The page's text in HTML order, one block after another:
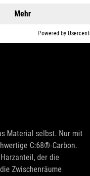
Material selbst. Nur mit
C:68®-Carbon.
der die
Zwischenräume